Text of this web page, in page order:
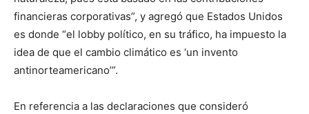
financieras corporativas”, y agregó que Estados Unidos
es donde “el lobby político, en su tráfico, ha impuesto la
idea de que el cambio climático es ‘un invento
antinorteamericano’”.
En referencia a las declaraciones que consideró